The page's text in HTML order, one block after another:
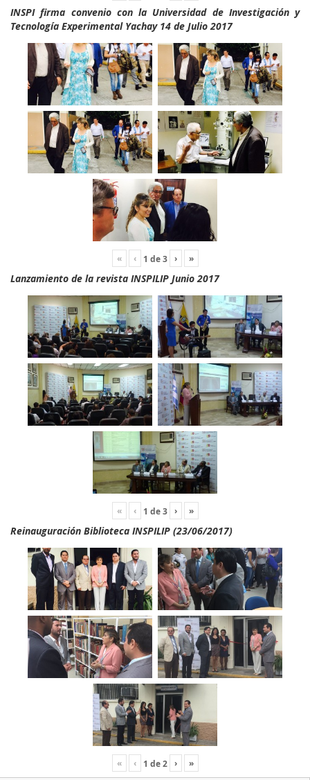
INSPI firma convenio con la Universidad de Investigación y
Tecnología Experimental Yachay 14 de Julio 2017
« ‹ 1 de3 › »
Lanzamiento de la revista INSPILIP Junio 2017
« ‹ 1 de3 › »
Reinauguración Biblioteca INSPILIP (23/06/2017)
« ‹ 1 de2 › »